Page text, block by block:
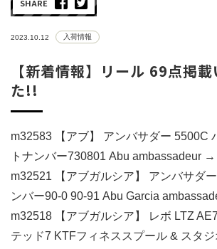
SHARE
2023.10.12 入荷情報
【新着情報】リール 69点掲
た!!
m32583 【アブ】 アンバサダー 5500C
トナンバー730801 Abu ambassadeur →
m32521 【アブガルシア】 アンバサダ
ンバー90-0 90-91 Abu Garcia
m32518 【アブガルシア】 レボ LTZ
テッド7 KTFフィネススプール & スタジ